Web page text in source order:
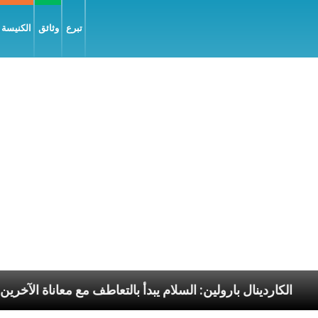
وثائق تبرع
الكاردينال بارولين: السلام يبدأ بالتعاطف مع